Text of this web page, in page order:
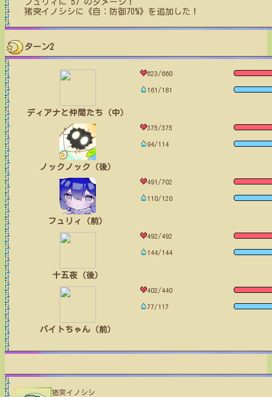
フュリィ に 57 のダメージ！
猪突イノシシ に 《自：防御70%》 を追加した！
ターン2
ディアナと仲間たち（中）
623/660
161/181
ノックノック（後）
375/375
94/114
フュリィ（前）
491/702
110/120
十五夜（後）
492/492
144/144
バイトちゃん（前）
402/440
77/117
猪突イノシシ